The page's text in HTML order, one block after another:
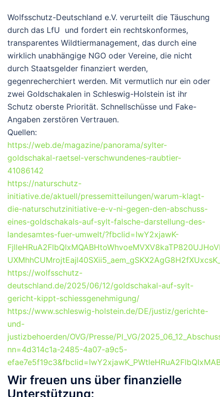
Wolfsschutz-Deutschland e.V. verurteilt die Täuschung
durch das LfU und fordert ein rechtskonformes,
transparentes Wildtiermanagement, das durch eine
wirklich unabhängige NGO oder Vereine, die nicht
durch Staatsgelder finanziert werden,
gegenrecherchiert werden. Mit vermutlich nur ein oder
zwei Goldschakalen in Schleswig-Holstein ist ihr
Schutz oberste Priorität. Schnellschüsse und Fake-
Angaben zerstören Vertrauen.
Quellen:
https://web.de/magazine/panorama/sylter-
goldschakal-raetsel-verschwundenes-raubtier-
41086142
https://naturschutz-
initiative.de/aktuell/pressemitteilungen/warum-klagt-
die-naturschutzinitiative-e-v-ni-gegen-den-abschuss-
eines-goldschakals-auf-sylt-falsche-darstellung-des-
landesamtes-fuer-umwelt/?fbclid=IwY2xjawK-
https://wolfsschutz-
deutschland.de/2025/06/12/goldschakal-auf-sylt-
gericht-kippt-schiessgenehmigung/
https://www.schleswig-holstein.de/DE/justiz/gerichte-
und-
justizbehoerden/OVG/Presse/PI_VG/
nn=4d314c1a-2485-4a07-a9c5-
Wir freuen uns über finanzielle
Unterstützung: